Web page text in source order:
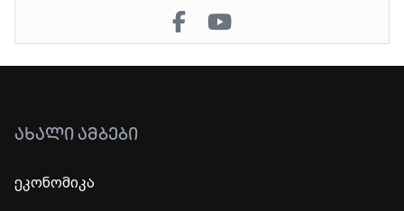
ᲐᲮᲐᲚᲘ ᲐᲛᲑᲔᲑᲘ
ეკონომიკა